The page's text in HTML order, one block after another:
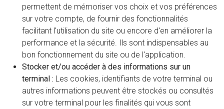
permettent de mémoriser vos choix et vos préférences
sur votre compte, de fournir des fonctionnalités
facilitant l'utilisation du site ou encore d'en améliorer la
performance et la sécurité. Ils sont indispensables au
bon fonctionnement du site ou de l'application.
Stocker et/ou accéder à des informations sur un
terminal : Les cookies, identifiants de votre terminal ou
autres informations peuvent être stockés ou consultés
sur votre terminal pour les finalités qui vous sont